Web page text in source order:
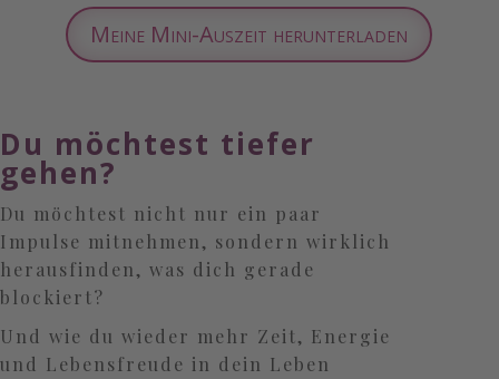
Meine Mini-Auszeit herunterladen
Du möchtest tiefer
gehen?
Du möchtest nicht nur ein paar
Impulse mitnehmen, sondern wirklich
herausfinden, was dich gerade
blockiert?
Und wie du wieder mehr Zeit, Energie
und Lebensfreude in dein Leben